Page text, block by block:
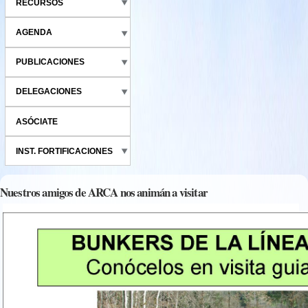
RECURSOS
AGENDA
PUBLICACIONES
DELEGACIONES
ASÓCIATE
INST. FORTIFICACIONES
Nuestros amigos de ARCA nos animán a visitar